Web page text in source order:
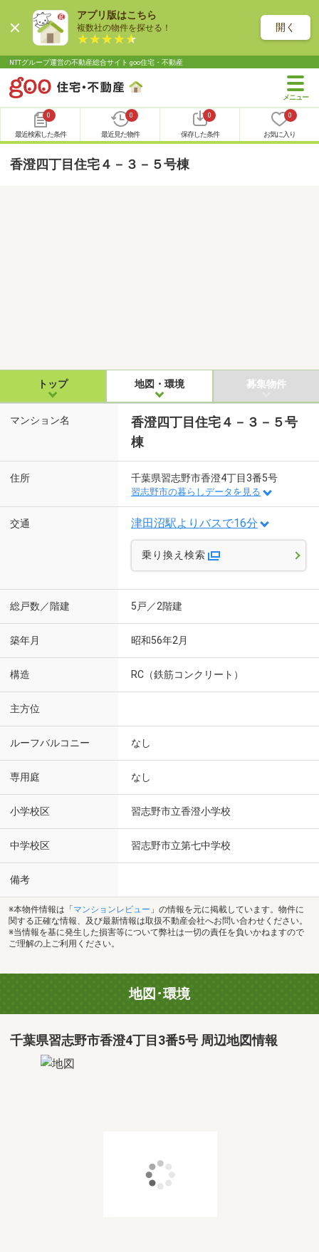
アプリ版はこちら
複数社の物件を探せる！ 開く
NTTグループ運営の不動産総合サイト goo住宅・不動産
0
最近検索した条件
0
最近見た物件
0
保存した条件
0
お気に入り
香澄四丁目住宅４－３－５号棟
トップ 地図・環境 募集物件
マンション名
香澄四丁目住宅４－３－５号
棟
住所 千葉県習志野市香澄4丁目3番5号
習志野市の暮らしデータを見る
交通 津田沼駅よりバスで16分
乗り換え検索
総戸数／階建 5戸／2階建
築年月 昭和56年2月
構造 RC（鉄筋コンクリート）
主方位
ルーフバルコニー なし
専用庭 なし
小学校区 習志野市立香澄小学校
中学校区 習志野市立第七中学校
備考
※本物件情報は「 マンションレビュー 」の情報を元に掲載しています。物件に
関する正確な情報、及び最新情報は取扱不動産会社へお問い合わせください。
※当情報を基に発生した損害等について弊社は一切の責任を負いかねますので
ご理解の上ご利用ください。
地図･環境
千葉県習志野市香澄4丁目3番5号 周辺地図情報